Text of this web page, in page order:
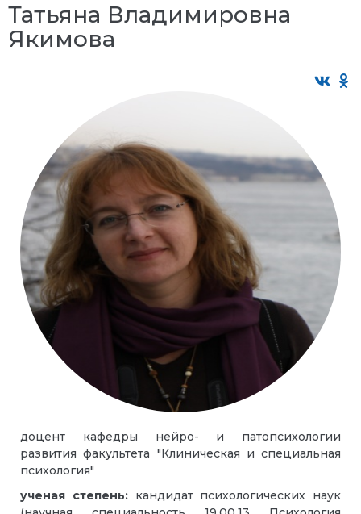
Татьяна Владимировна
Якимова
доцент кафедры нейро- и патопсихологии
развития факультета "Клиническая и специальная
психология"
ученая степень:кандидат психологических наук